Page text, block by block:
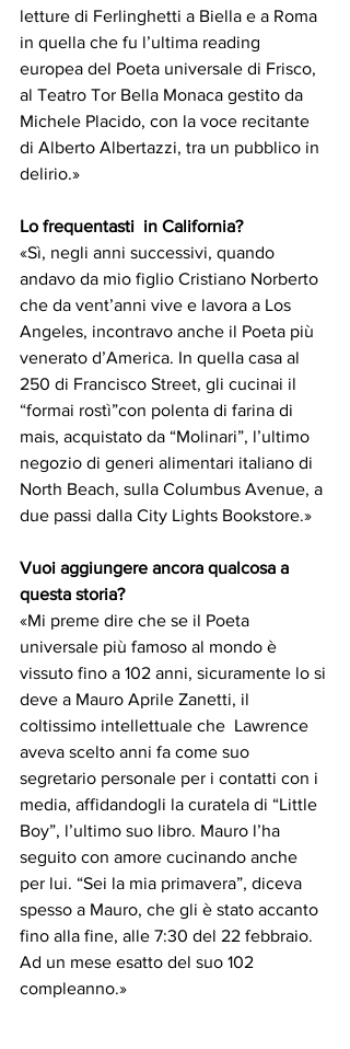
letture di Ferlinghetti a Biella e a Roma
in quella che fu l’ultima reading
europea del Poeta universale di Frisco,
al Teatro Tor Bella Monaca gestito da
Michele Placido, con la voce recitante
di Alberto Albertazzi, tra un pubblico in
delirio.»
Lo frequentasti  in California?
«Sì, negli anni successivi, quando
andavo da mio figlio Cristiano Norberto
che da vent’anni vive e lavora a Los
Angeles, incontravo anche il Poeta più
venerato d’America. In quella casa al
250 di Francisco Street, gli cucinai il
“formai rostì”con polenta di farina di
mais, acquistato da “Molinari”, l’ultimo
negozio di generi alimentari italiano di
North Beach, sulla Columbus Avenue, a
due passi dalla City Lights Bookstore.»
Vuoi aggiungere ancora qualcosa a
questa storia?
«Mi preme dire che se il Poeta
universale più famoso al mondo è
vissuto fino a 102 anni, sicuramente lo si
deve a Mauro Aprile Zanetti, il
coltissimo intellettuale che  Lawrence
aveva scelto anni fa come suo
segretario personale per i contatti con i
media, affidandogli la curatela di “Little
Boy”, l’ultimo suo libro. Mauro l’ha
seguito con amore cucinando anche
per lui. “Sei la mia primavera”, diceva
spesso a Mauro, che gli è stato accanto
fino alla fine, alle 7:30 del 22 febbraio.
Ad un mese esatto del suo 102
compleanno.»